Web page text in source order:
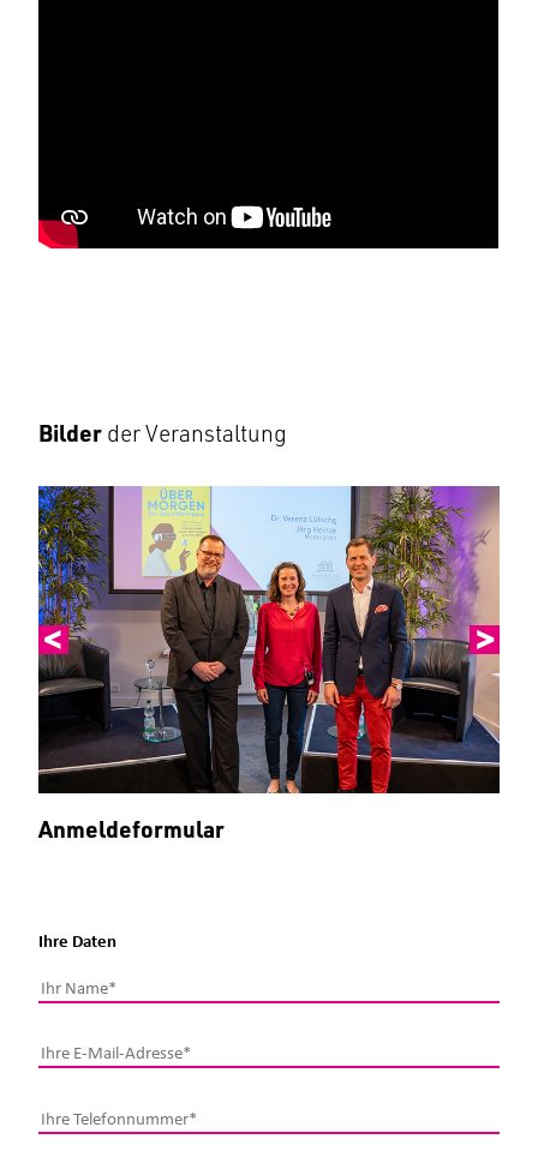
Bilder der Veranstaltung
Anmeldeformular
Ihre Daten